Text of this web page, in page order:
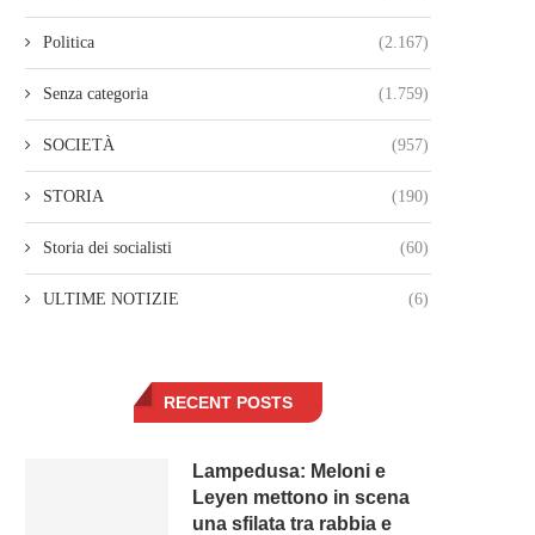
Politica (2.167)
Senza categoria (1.759)
SOCIETÀ (957)
STORIA (190)
Storia dei socialisti (60)
ULTIME NOTIZIE (6)
RECENT POSTS
Lampedusa: Meloni e
Leyen mettono in scena
una sfilata tra rabbia e